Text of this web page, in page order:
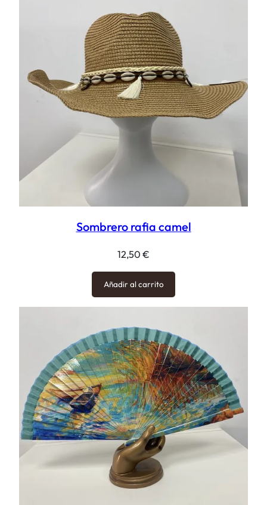
Sombrero rafia camel
12,50 €
Añadir al carrito